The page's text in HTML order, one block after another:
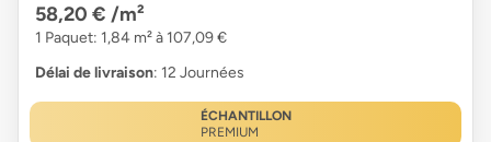
58,20 € /m²
1 Paquet: 1,84 m² à 107,09 €
Délai de livraison: 12 Journées
ÉCHANTILLON
PREMIUM